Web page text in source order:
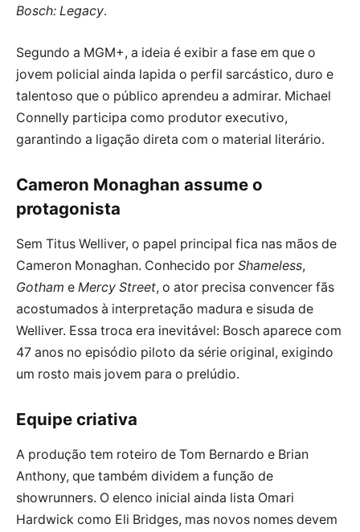
Bosch: Legacy.
Segundo a MGM+, a ideia é exibir a fase em que o
jovem policial ainda lapida o perfil sarcástico, duro e
talentoso que o público aprendeu a admirar. Michael
Connelly participa como produtor executivo,
garantindo a ligação direta com o material literário.
Cameron Monaghan assume o
protagonista
Sem Titus Welliver, o papel principal fica nas mãos de
Cameron Monaghan. Conhecido por Shameless,
Gotham e Mercy Street, o ator precisa convencer fãs
acostumados à interpretação madura e sisuda de
Welliver. Essa troca era inevitável: Bosch aparece com
47 anos no episódio piloto da série original, exigindo
um rosto mais jovem para o prelúdio.
Equipe criativa
A produção tem roteiro de Tom Bernardo e Brian
Anthony, que também dividem a função de
showrunners. O elenco inicial ainda lista Omari
Hardwick como Eli Bridges, mas novos nomes devem